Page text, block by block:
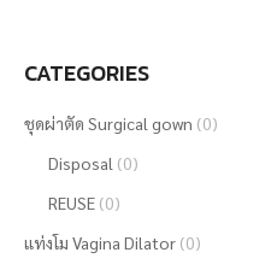
CATEGORIES
ชุดผ่าตัด Surgical gown (0)
Disposal (0)
REUSE (0)
แท่งโม Vagina Dilator (0)